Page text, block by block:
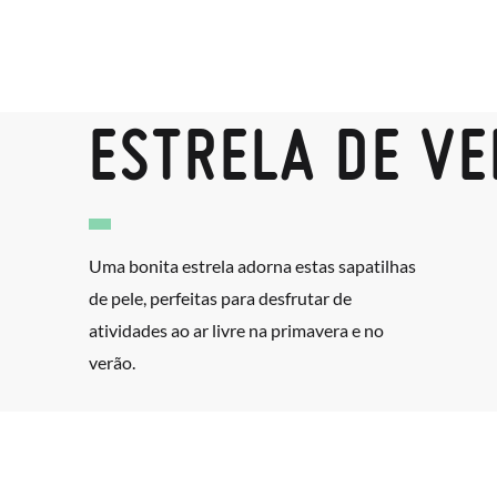
ESTRELA DE
Uma bonita estrela adorna estas sapatilhas
de pele, perfeitas para desfrutar de
atividades ao ar livre na primavera e no
verão.